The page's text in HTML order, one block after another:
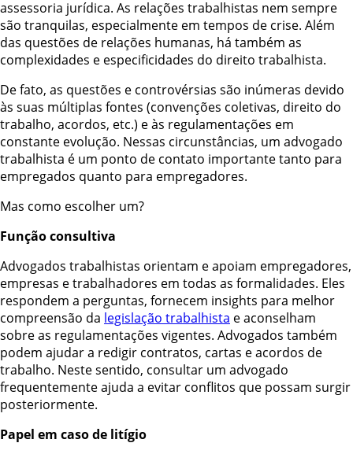
assessoria jurídica. As relações trabalhistas nem sempre
são tranquilas, especialmente em tempos de crise. Além
das questões de relações humanas, há também as
complexidades e especificidades do direito trabalhista.
De fato, as questões e controvérsias são inúmeras devido
às suas múltiplas fontes (convenções coletivas, direito do
trabalho, acordos, etc.) e às regulamentações em
constante evolução. Nessas circunstâncias, um advogado
trabalhista é um ponto de contato importante tanto para
empregados quanto para empregadores.
Mas como escolher um?
Função consultiva
Advogados trabalhistas orientam e apoiam empregadores,
empresas e trabalhadores em todas as formalidades. Eles
respondem a perguntas, fornecem insights para melhor
compreensão da legislação trabalhista e aconselham
sobre as regulamentações vigentes. Advogados também
podem ajudar a redigir contratos, cartas e acordos de
trabalho. Neste sentido, consultar um advogado
frequentemente ajuda a evitar conflitos que possam surgir
posteriormente.
Papel em caso de litígio